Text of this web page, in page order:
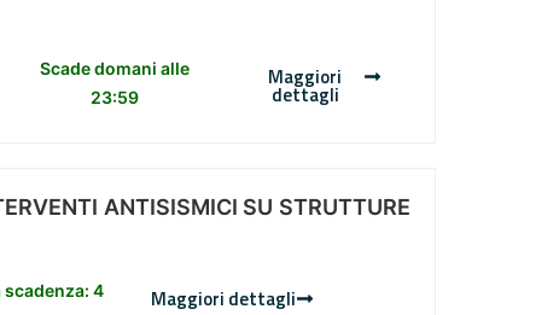
Scade domani alle
23:59
Maggiori
dettagli
ANTISISMICI SU STRUTTURE
4 Maggiori dettagli